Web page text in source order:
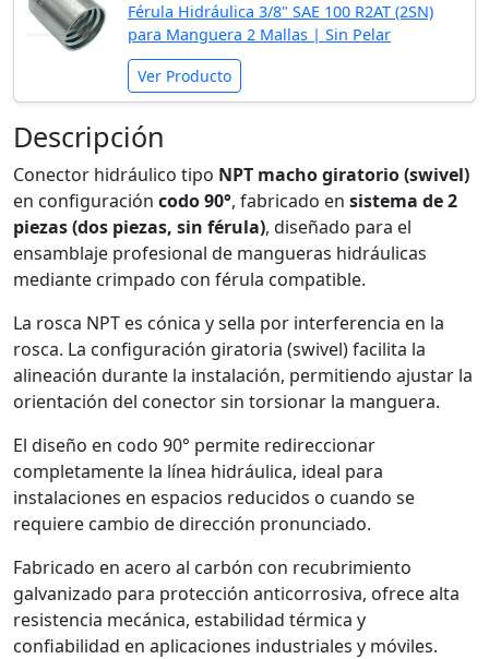
Férula Hidráulica 3/8" SAE 100 R2AT (2SN)
para Manguera 2 Mallas | Sin Pelar
Ver Producto
Descripción
Conector hidráulico tipo NPT macho giratorio (swivel)
en configuración codo 90°, fabricado en sistema de 2
piezas (dos piezas, sin férula), diseñado para el
ensamblaje profesional de mangueras hidráulicas
mediante crimpado con férula compatible.
La rosca NPT es cónica y sella por interferencia en la
rosca. La configuración giratoria (swivel) facilita la
alineación durante la instalación, permitiendo ajustar la
orientación del conector sin torsionar la manguera.
El diseño en codo 90° permite redireccionar
completamente la línea hidráulica, ideal para
instalaciones en espacios reducidos o cuando se
requiere cambio de dirección pronunciado.
Fabricado en acero al carbón con recubrimiento
galvanizado para protección anticorrosiva, ofrece alta
resistencia mecánica, estabilidad térmica y
confiabilidad en aplicaciones industriales y móviles.